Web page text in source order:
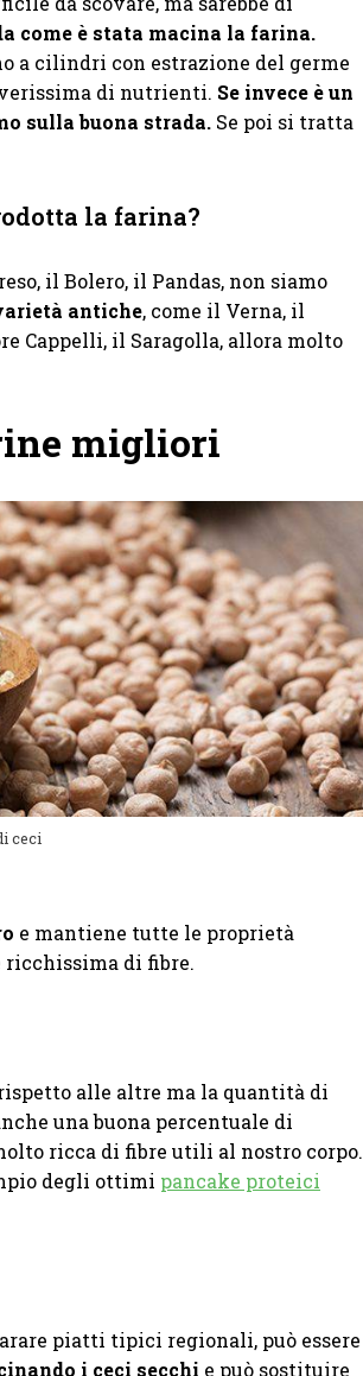
come è stata macina la farina.
a cilindri con estrazione del germe
di nutrienti. Se invece è un
sulla buona strada. Se poi si tratta
la farina?
il Bolero, il Pandas, non siamo
antiche, come il Verna, il
Cappelli, il Saragolla, allora molto
migliori
ceci
e mantiene tutte le proprietà
ricchissima di fibre.
alle altre ma la quantità di
una buona percentuale di
ricca di fibre utili al nostro corpo.
degli ottimi pancake proteici
piatti tipici regionali, può essere
i ceci secchi e può sostituire